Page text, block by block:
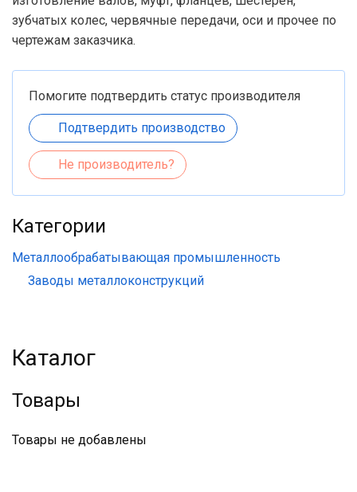
зубчатых колес, червячные передачи, оси и прочее по
чертежам заказчика.
Помогите подтвердить статус производителя
Подтвердить производство
Не производитель?
Категории
Металлообрабатывающая промышленность
Заводы металлоконструкций
Каталог
Товары
Товары не добавлены